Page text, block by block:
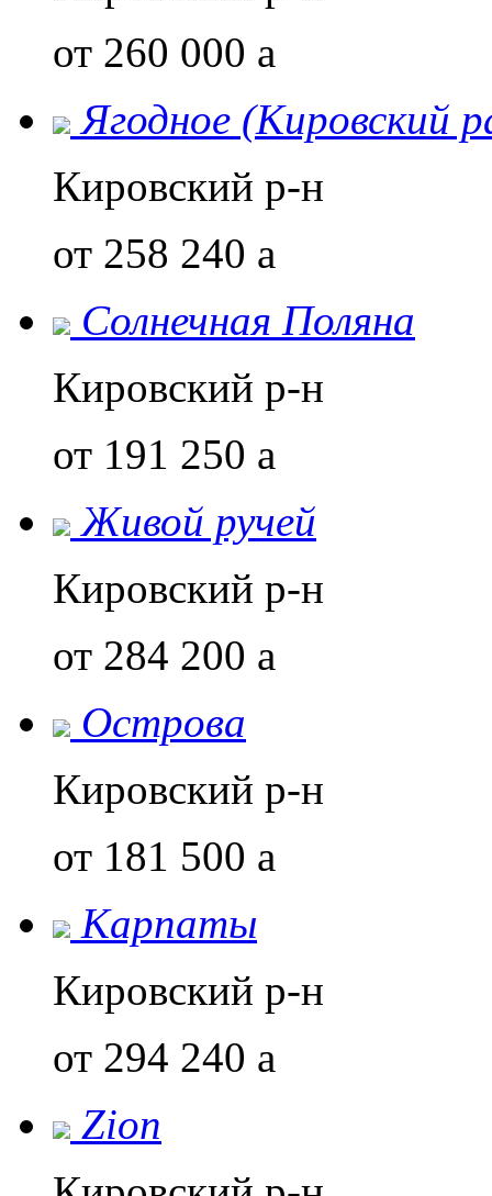
от 260 000 a
Ягодное (Кировский
Кировский р-н
от 258 240 a
Солнечная Поляна
Кировский р-н
от 191 250 a
Живой ручей
Кировский р-н
от 284 200 a
Острова
Кировский р-н
от 181 500 a
Карпаты
Кировский р-н
от 294 240 a
Zion